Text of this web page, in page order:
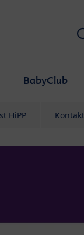
BabyClub
HiPP Kontakt